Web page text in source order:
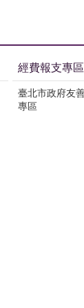
經費報支專區
臺北市政府友
專區